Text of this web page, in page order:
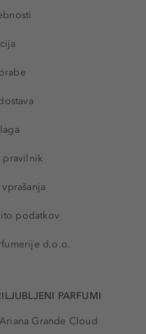
pravilnik
podatkov
d.o.o.
PARFUMI
Ariana Grande Cloud